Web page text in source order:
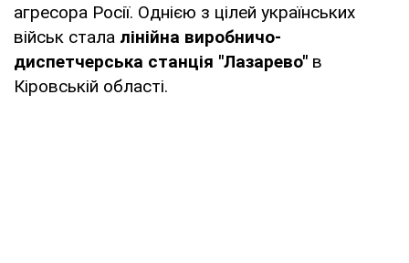
агресора Росії. Однією з цілей українських
військ стала лінійна виробничо-
диспетчерська станція "Лазарево" в
Кіровській області.